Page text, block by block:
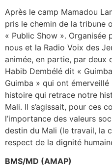
Après le camp Mamadou
pris le chemin de la tribune
« Public Show ». Organisée
nous et la Radio Voix des
animée, en partie, par deux
Habib Dembélé dit «
Guimba » qui ont
histoire qui retrace notre
Mali. Il s’agissait, pour ces
l’importance des valeurs
destin du Mali (le travail, la
respect de la dignité
BMS/MD (AMAP)